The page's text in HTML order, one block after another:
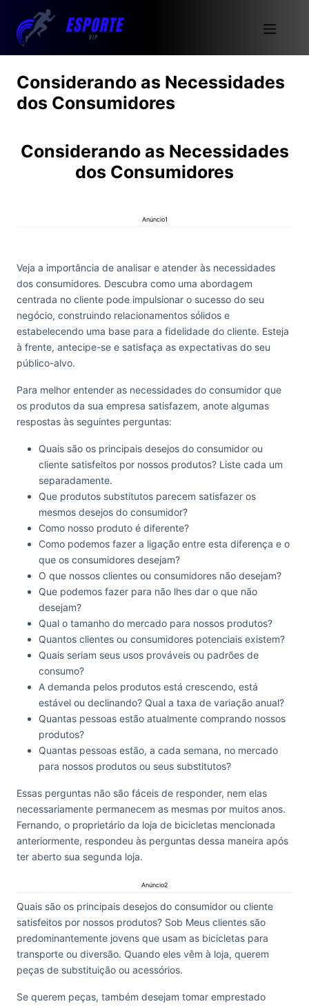
Considerando as Necessidades
dos Consumidores
Considerando as Necessidades
dos Consumidores
Anúncio1
Veja a importância de analisar e atender às necessidades
dos consumidores. Descubra como uma abordagem
centrada no cliente pode impulsionar o sucesso do seu
negócio, construindo relacionamentos sólidos e
estabelecendo uma base para a fidelidade do cliente. Esteja
à frente, antecipe-se e satisfaça as expectativas do seu
público-alvo.
Para melhor entender as necessidades do consumidor que
os produtos da sua empresa satisfazem, anote algumas
respostas às seguintes perguntas:
Quais são os principais desejos do consumidor ou
cliente satisfeitos por nossos produtos? Liste cada um
separadamente.
Que produtos substitutos parecem satisfazer os
mesmos desejos do consumidor?
Como nosso produto é diferente?
Como podemos fazer a ligação entre esta diferença e o
que os consumidores desejam?
O que nossos clientes ou consumidores não desejam?
Que podemos fazer para não lhes dar o que não
desejam?
Qual o tamanho do mercado para nossos produtos?
Quantos clientes ou consumidores potenciais existem?
Quais seriam seus usos prováveis ou padrões de
consumo?
A demanda pelos produtos está crescendo, está
estável ou declinando? Qual a taxa de variação anual?
Quantas pessoas estão atualmente comprando nossos
produtos?
Quantas pessoas estão, a cada semana, no mercado
para nossos produtos ou seus substitutos?
Essas perguntas não são fáceis de responder, nem elas
necessariamente permanecem as mesmas por muitos anos.
Fernando, o proprietário da loja de bicicletas mencionada
anteriormente, respondeu às perguntas dessa maneira após
ter aberto sua segunda loja.
Anúncio2
Quais são os principais desejos do consumidor ou cliente
satisfeitos por nossos produtos? Sob Meus clientes são
predominantemente jovens que usam as bicicletas para
transporte ou diversão. Quando eles vêm à loja, querem
peças de substituição ou acessórios.
Se querem peças, também desejam tomar emprestado